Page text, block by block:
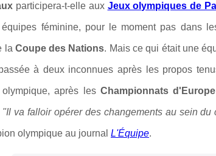
participera-t-elle aux Jeux olympiques de
féminine, pour le moment pas dans
la Coupe des Nations. Mais ce qui était une
à deux inconnues après les propos
olympique, après les Championnats d'Europe
"Il va falloir opérer des changements au sein du
olympique au journal L'Équipe.